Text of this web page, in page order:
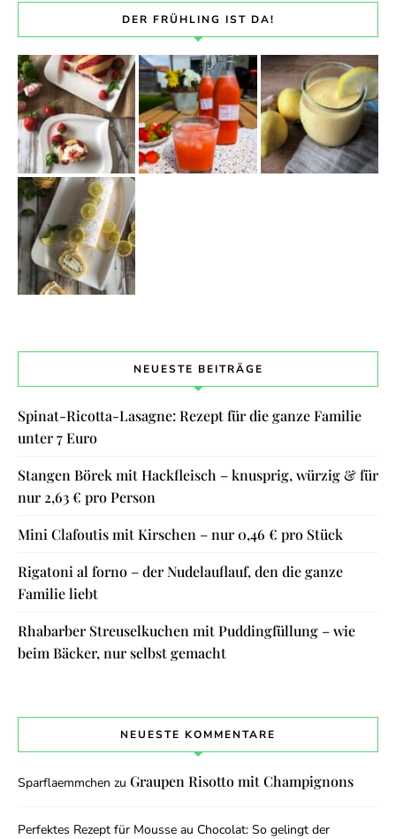
DER FRÜHLING IST DA!
NEUESTE BEITRÄGE
Spinat-Ricotta-Lasagne: Rezept für die ganze Familie
unter 7 Euro
Stangen Börek mit Hackfleisch – knusprig, würzig & für
nur 2,63 € pro Person
Mini Clafoutis mit Kirschen – nur 0,46 € pro Stück
Rigatoni al forno – der Nudelauflauf, den die ganze
Familie liebt
Rhabarber Streuselkuchen mit Puddingfüllung – wie
beim Bäcker, nur selbst gemacht
NEUESTE KOMMENTARE
Sparflaemmchen zu Graupen Risotto mit Champignons
Perfektes Rezept für Mousse au Chocolat: So gelingt der